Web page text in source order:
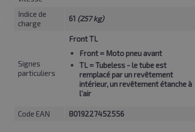
Indice de
charge
61 (257 kg)
Signes
particuliers
Front TL
Front= Moto pneu avant
TL= Tubeless - le tube est
remplacé par un revêtement
intérieur, un revêtement étanche à
l'air
Code EAN 8019227452556